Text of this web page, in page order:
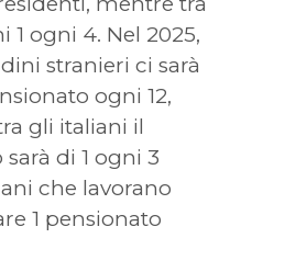
1 ogni 4. Nel 2025,
stranieri ci sarà
ogni 12,
gli italiani il
di 1 ogni 3
che lavorano
1 pensionato